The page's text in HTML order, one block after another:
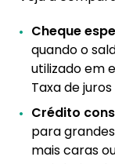
Cheque
quando o
utilizado em
Taxa de
Crédito
para
mais caras